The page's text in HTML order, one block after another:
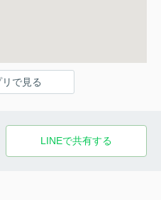
で見る
LINEで共有する